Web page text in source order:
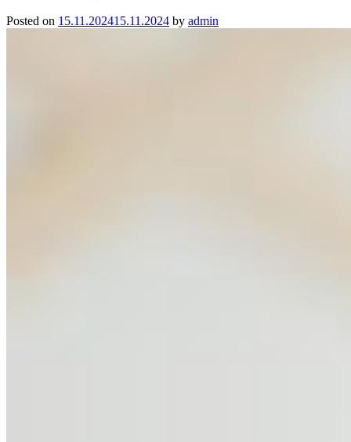
Posted on 15.11.202415.11.2024 by admin